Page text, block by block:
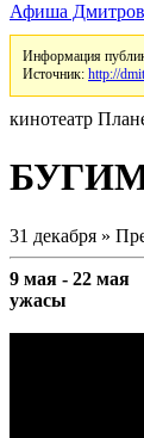
Афиша
Информация
Источник: http://
кинотеатр
31 декабря »
9 мая - 22 мая
ужасы